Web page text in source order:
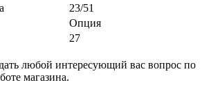
23/51
Опция
27
любой интересующий вас вопрос по
магазина.